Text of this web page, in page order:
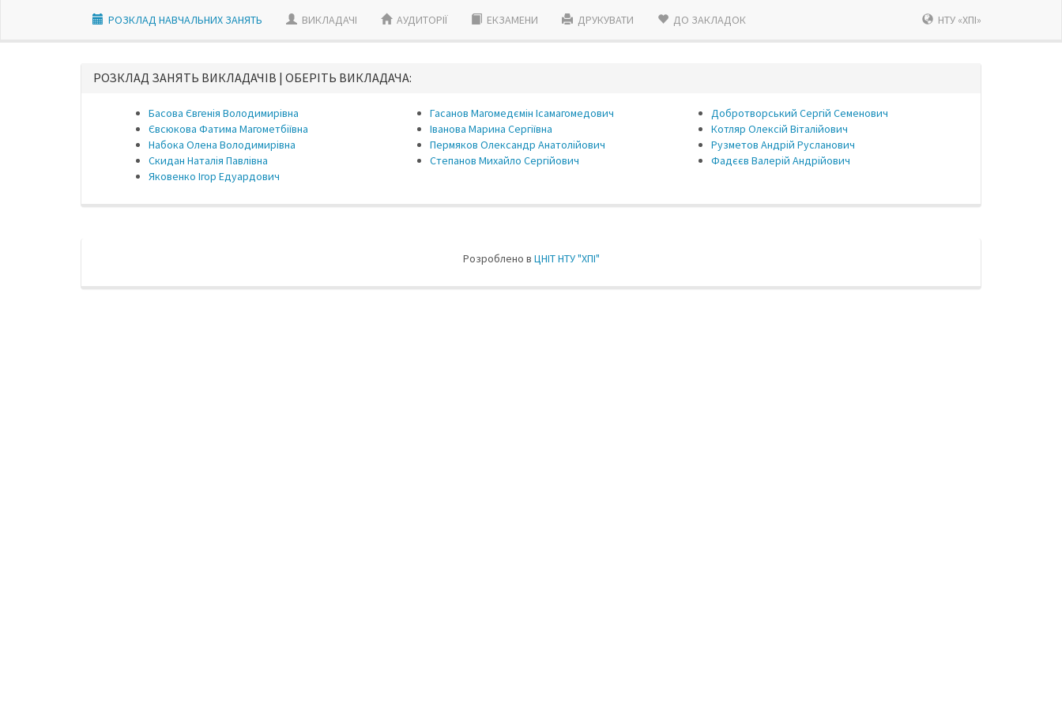
РОЗКЛАД НАВЧАЛЬНИХ ЗАНЯТЬ ВИКЛАДАЧI АУДИТОРІЇ ЕКЗАМЕНИ ДРУКУВАТИ ДО ЗАКЛАДОК НТУ «ХПІ»
РОЗКЛАД ЗАНЯТЬ ВИКЛАДАЧIВ | ОБЕРІТЬ ВИКЛАДАЧА:
Басова Євгенія Володимирівна
Євсюкова Фатима Магометбіївна
Набока Олена Володимирівна
Скидан Наталія Павлівна
Яковенко Ігор Едуардович
Гасанов Магомедємін Ісамагомедович
Іванова Марина Сергіївна
Пермяков Олександр Анатолійович
Степанов Михайло Сергійович
Добротворський Сергій Семенович
Котляр Олексій Віталійович
Рузметов Андрій Русланович
Фадєєв Валерій Андрійович
Розроблено в ЦНIТ НТУ "ХПI"